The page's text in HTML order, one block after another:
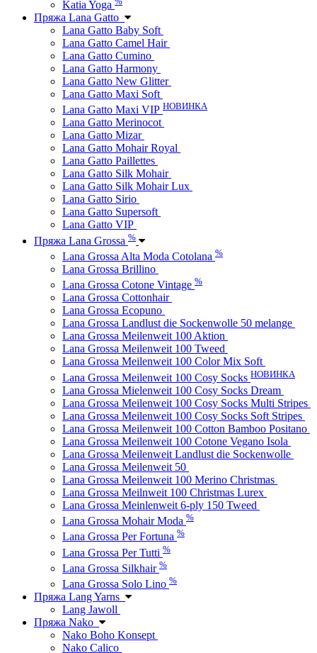
Katia Yoga
Пряжа Lana Gatto
Lana Gatto Baby Soft
Lana Gatto Camel Hair
Lana Gatto Cumino
Lana Gatto Harmony
Lana Gatto New Glitter
Lana Gatto Maxi Soft
Lana Gatto Maxi VIP НОВИНКА
Lana Gatto Merinocot
Lana Gatto Mizar
Lana Gatto Mohair Royal
Lana Gatto Paillettes
Lana Gatto Silk Mohair
Lana Gatto Silk Mohair Lux
Lana Gatto Sirio
Lana Gatto Supersoft
Lana Gatto VIP
Пряжа Lana Grossa %
Lana Grossa Alta Moda Cotolana %
Lana Grossa Brillino
Lana Grossa Cotone Vintage %
Lana Grossa Cottonhair
Lana Grossa Ecopuno
Lana Grossa Landlust die Sockenwolle 50 melange
Lana Grossa Meilenweit 100 Aktion
Lana Grossa Meilenweit 100 Tweed
Lana Grossa Meilenweit 100 Color Mix Soft
Lana Grossa Meilenweit 100 Cosy Socks НОВИНКА
Lana Grossa Mielenweit 100 Cosy Socks Dream
Lana Grossa Meilenweit 100 Cosy Socks Multi Stripes
Lana Grossa Meilenweit 100 Cosy Socks Soft Stripes
Lana Grossa Meilenweit 100 Cotton Bamboo Positano
Lana Grossa Meilenweit 100 Cotone Vegano Isola
Lana Grossa Meilenweit Landlust die Sockenwolle
Lana Grossa Meilenweit 50
Lana Grossa Meilenweit 100 Merino Christmas
Lana Grossa Meilnweit 100 Christmas Lurex
Lana Grossa Meinlenweit 6-ply 150 Tweed
Lana Grossa Mohair Moda %
Lana Grossa Per Fortuna %
Lana Grossa Per Tutti %
Lana Grossa Silkhair %
Lana Grossa Solo Lino %
Пряжа Lang Yarns
Lang Jawoll
Пряжа Nako
Nako Boho Konsept
Nako Calico